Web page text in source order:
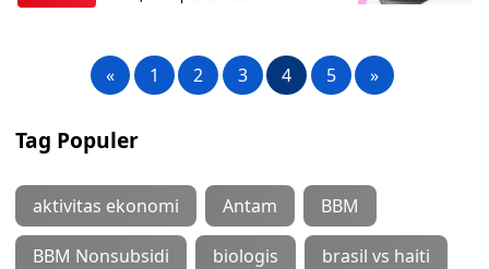
« 1 2 3 4 5 »
Tag Populer
aktivitas ekonomi Antam BBM
BBM Nonsubsidi biologis brasil vs haiti